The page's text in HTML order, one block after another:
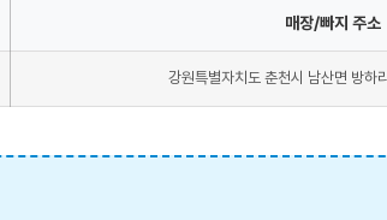
매장/빠지 주소
강원특별자치도 춘천시 남산면 방